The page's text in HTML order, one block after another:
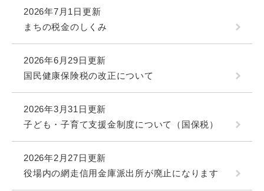
2026年7月1日更新
まちの税金のしくみ
2026年6月29日更新
国民健康保険税の改正について
2026年3月31日更新
子ども・子育て支援金制度について（国保税）
2026年2月27日更新
役場内の網走信用金庫派出所が廃止になります